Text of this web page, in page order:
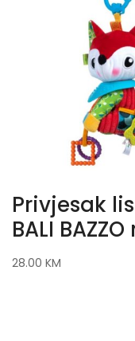
Privjesak
BALI
28.00KM